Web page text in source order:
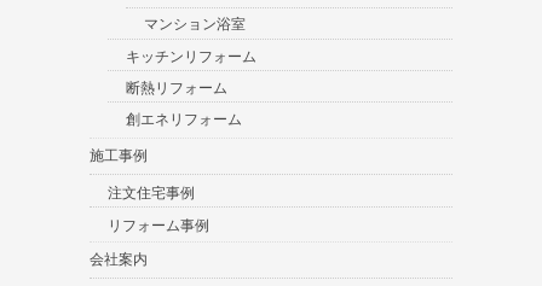
マンション浴室
キッチンリフォーム
断熱リフォーム
創エネリフォーム
施工事例
注文住宅事例
リフォーム事例
会社案内